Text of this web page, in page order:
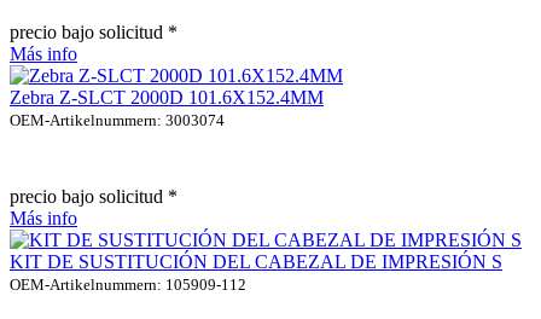
precio bajo solicitud *
Más info
Zebra Z-SLCT 2000D 101.6X152.4MM
OEM-Artikelnummern: 3003074
precio bajo solicitud *
Más info
KIT DE SUSTITUCIÓN DEL CABEZAL DE IMPRESIÓN S
OEM-Artikelnummern: 105909-112